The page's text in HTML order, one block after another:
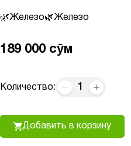
Железо Железо
189 000 сӯм
Количество: 1
Добавить в корзину